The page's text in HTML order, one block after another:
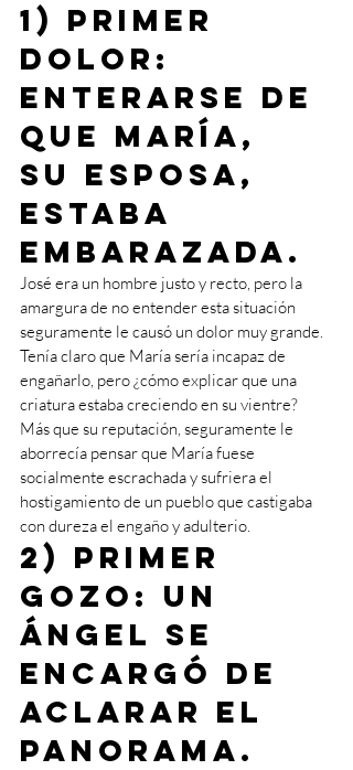
1) Primer
dolor:
enterarse de
que María,
su esposa,
estaba
embarazada.
José era un hombre justo y recto, pero la
amargura de no entender esta situación
seguramente le causó un dolor muy grande.
Tenía claro que María sería incapaz de
engañarlo, pero ¿cómo explicar que una
criatura estaba creciendo en su vientre?
Más que su reputación, seguramente le
aborrecía pensar que María fuese
socialmente escrachada y sufriera el
hostigamiento de un pueblo que castigaba
con dureza el engaño y adulterio.
2) Primer
gozo: un
ángel se
encargó de
aclarar el
panorama.